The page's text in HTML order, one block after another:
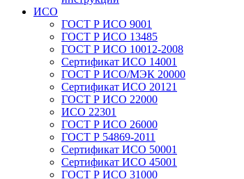
ИСО
ГОСТ Р ИСО 9001
ГОСТ Р ИСО 13485
ГОСТ Р ИСО 10012-2008
Сертификат ИСО 14001
ГОСТ Р ИСО/МЭК 20000
Сертификат ИСО 20121
ГОСТ Р ИСО 22000
ИСО 22301
ГОСТ Р ИСО 26000
ГОСТ Р 54869-2011
Сертификат ИСО 50001
Сертификат ИСО 45001
ГОСТ Р ИСО 31000